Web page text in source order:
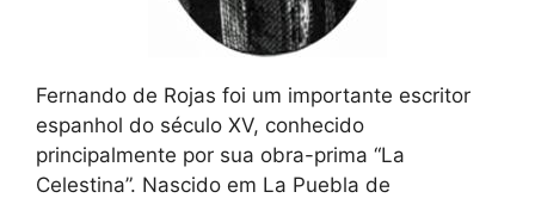
Fernando de Rojas foi um importante escritor
espanhol do século XV, conhecido
principalmente por sua obra-prima “La
Celestina”. Nascido em La Puebla de